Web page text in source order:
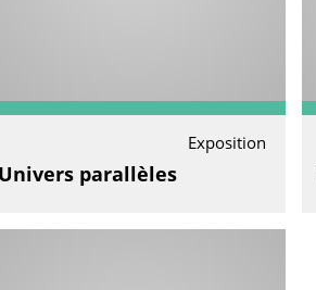
Exposition
Univers parallèles